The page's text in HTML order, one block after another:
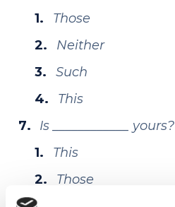
Those
Neither
Such
This
Is ____________ yours?
This
Those